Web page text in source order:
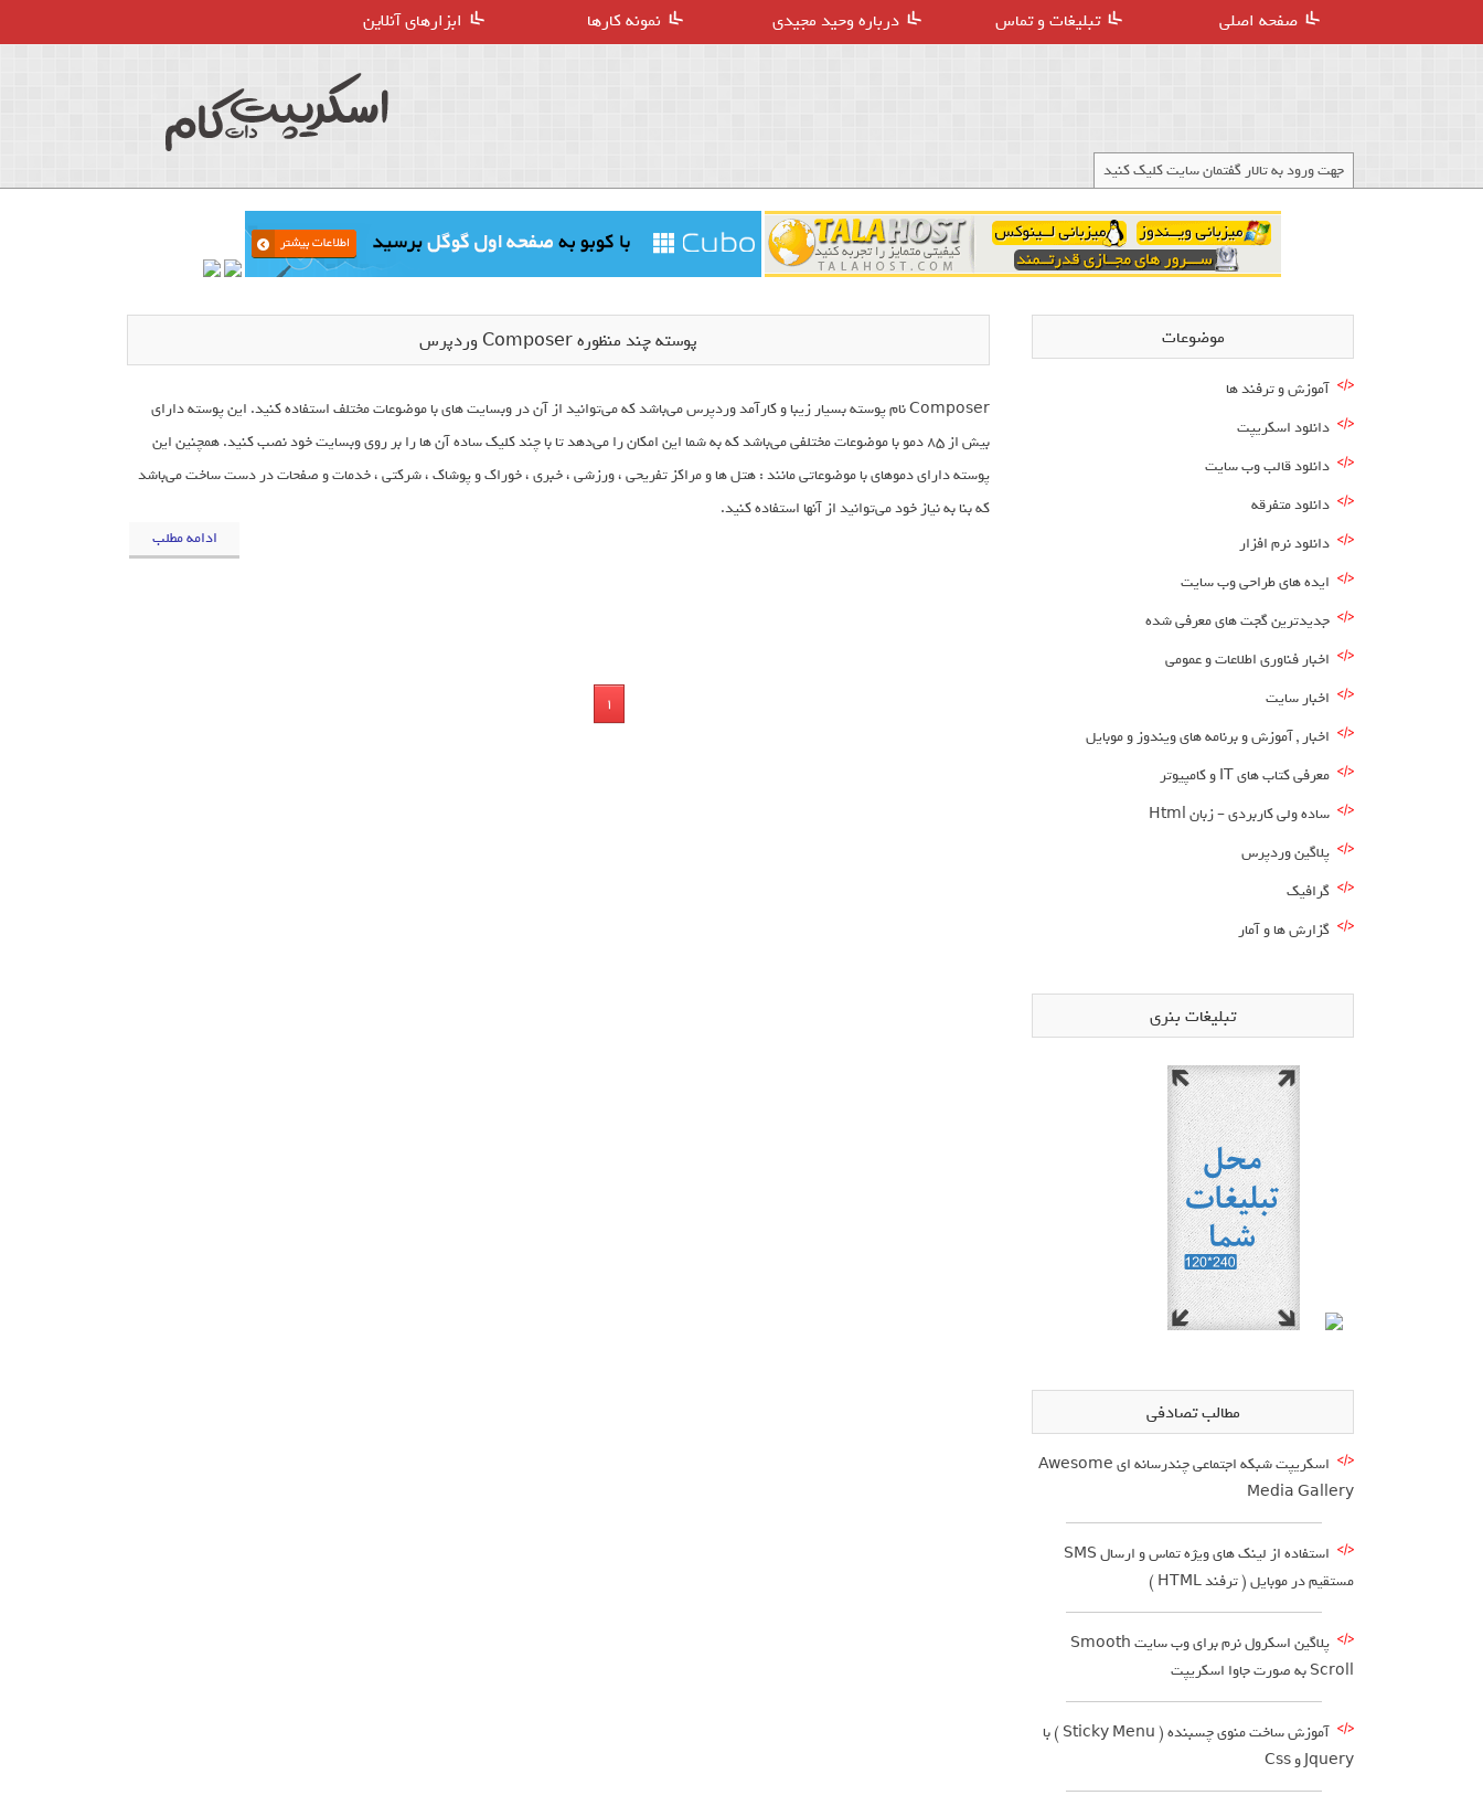
صفحه اصلی تبلیغات و تماس درباره وحید مجیدی نمونه کارها ابزارهای آنلاین
جهت ورود به تالار گفتمان سایت کلیک کنید
پوسته چند منظوره Composer وردپرس
Composer نام پوسته بسیار زیبا و کارآمد وردپرس می‌باشد که می‌توانید از آن در وبسایت های با موضوعات مختلف استفاده کنید. این پوسته دارای
بیش از 85 دمو با موضوعات مختلفی می‌باشد که به شما این امکان را می‌دهد تا با چند کلیک ساده آن ها را بر روی وبسایت خود نصب کنید. همچنین این
پوسته دارای دموهای با موضوعاتی مانند : هتل ها و مراکز تفریحی ، ورزشی ، خبری ، خوراک و پوشاک ، شرکتی ، خدمات و صفحات در دست ساخت می‌باشد
که بنا به نیاز خود می‌توانید از آنها استفاده کنید.
ادامه مطلب
1
موضوعات
آموزش و ترفند ها
دانلود اسکریپت
دانلود قالب وب سایت
دانلود متفرقه
دانلود نرم افزار
ایده های طراحی وب سایت
جدیدترین گجت های معرفی شده
اخبار فناوری اطلاعات و عمومی
اخبار سایت
اخبار , آموزش و برنامه های ویندوز و موبایل
معرفی کتاب های IT و کامپیوتر
ساده ولی کاربردی – زبان Html
پلاگین وردپرس
گرافیک
گزارش ها و آمار
تبلیغات بنری
مطالب تصادفی
اسکریپت شبکه اجتماعی چندرسانه ای Awesome
Media Gallery
استفاده از لینک های ویژه تماس و ارسال SMS
مستقیم در موبایل ( ترفند HTML )
پلاگین اسکرول نرم برای وب سایت Smooth
Scroll به صورت جاوا اسکریپت
آموزش ساخت منوی چسبنده ( Sticky Menu ) با
Jquery و Css